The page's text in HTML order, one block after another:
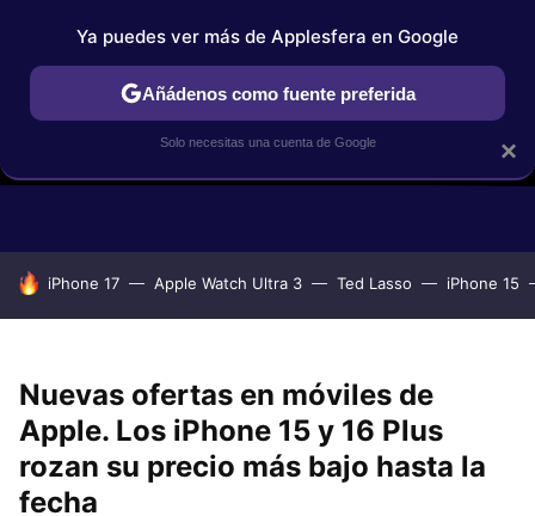
GUÍAS DE COMPRA COMPARATIVAS APPLE VS OTROS
HOY SE HABLA DE
iPhone 17 Apple Watch Ultra 3 Ted Lasso iPhone 15
Nuevas ofertas en móviles de
Apple. Los iPhone 15 y 16 Plus
rozan su precio más bajo hasta la
fecha
×
Ya puedes ver más de Applesfera en Google
Añádenos como fuente preferida
Solo necesitas una cuenta de Google